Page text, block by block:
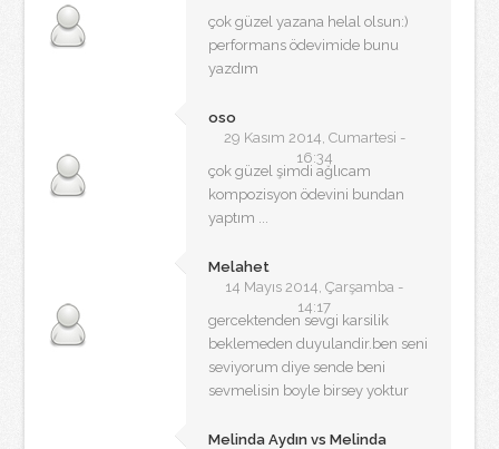
çok güzel yazana helal olsun:)
performans ödevimide bunu
yazdım
oso
29 Kasım 2014, Cumartesi -
16:34
çok güzel şimdi ağlıcam
kompozisyon ödevini bundan
yaptım ...
Melahet
14 Mayıs 2014, Çarşamba -
14:17
gercektenden sevgi karsilik
beklemeden duyulandir.ben seni
seviyorum diye sende beni
sevmelisin boyle birsey yoktur
Melinda Aydın vs Melinda